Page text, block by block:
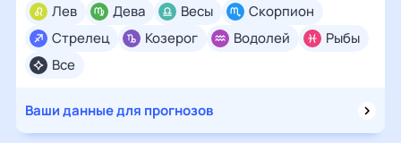
Все
Лев
Дева Весы
Скорпион
Стрелец
Козерог Водолей Рыбы
Ваши данные для прогнозов